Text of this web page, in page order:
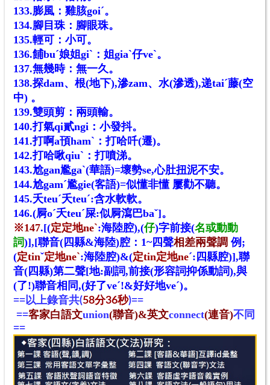
133.膨風：雞胲goiˊ。
134.腳目珠：腳眼珠。
135.輕可：小可。
136.餔buˊ娘姐giˋ：姐giaˋ仔veˋ。
137.無幾時：無一久。
138.探dam、根(地下),滲zam、水(滲透),递taiˊ藤(空
中) 。
139.雙頭剪：兩頭輸。
140.打氣qi貳ngi ：小發抖。
141.打啊a頇hamˋ ：打哈吀(遷)。
142.打哈啾qiuˋ ：打噴涕。
143.尬gan尷gaˋ(華語)=壞勢se,心肚扭泥不安。
144.尬gamˊ尷gie(客語)=似懂非懂 屢勸不聽。
145.夭teuˊ夭teuˊ:含水軟軟。
146.(屙oˊ夭teuˊ屎:似屙瀉巴baˇ]。
※147.[(定定地neˋ:海陸腔),(仔)字前接(名或動動
詞)],[聯音(四縣&海陸)腔：1~四聲相差兩聲調 例;
(定tinˇ定地neˋ:海陸腔)&(定tin定地neˊ: 四縣腔)],聯
音(四縣)第二聲[地:副詞,前接(形容詞抑係動詞),與
(了!)聯音相同,(好了veˊ!&好好地veˊ)。
==以上錄音共(58分36秒)==
==客家白語文union(聯音)&英文connect(連音)不同
==